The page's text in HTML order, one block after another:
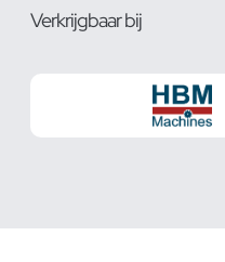
Verkrijgbaar bij